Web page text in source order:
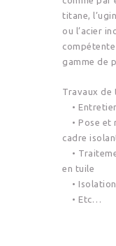
titane,
ou l’acier
gamme de
Travaux de
•
• Pose et
cadre
•
en tuile
• Isolation
• Etc…